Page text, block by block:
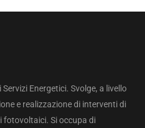
Energetici. Svolge, a livello
e realizzazione di interventi di
fotovoltaici. Si occupa di